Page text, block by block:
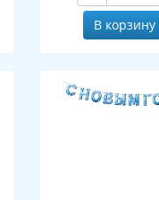
В корзину